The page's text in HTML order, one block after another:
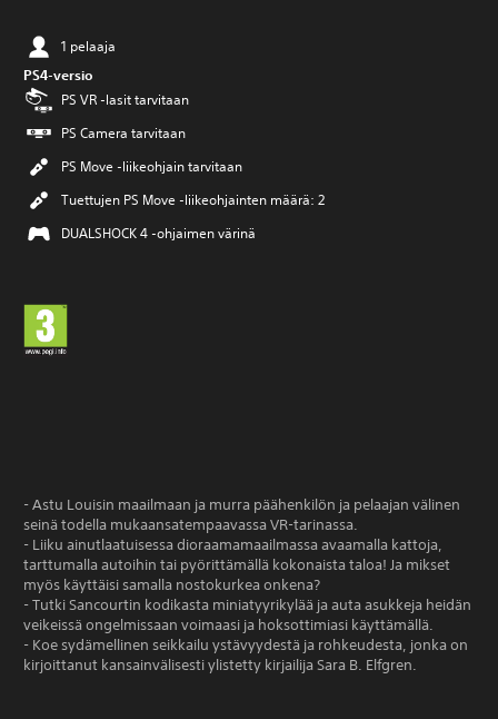
1 pelaaja
PS4-versio
PS VR -lasit tarvitaan
PS Camera tarvitaan
PS Move -liikeohjain tarvitaan
Tuettujen PS Move -liikeohjainten määrä: 2
DUALSHOCK 4 -ohjaimen värinä
- Astu Louisin maailmaan ja murra päähenkilön ja pelaajan välinen
seinä todella mukaansatempaavassa VR-tarinassa.
- Liiku ainutlaatuisessa dioraamamaailmassa avaamalla kattoja,
tarttumalla autoihin tai pyörittämällä kokonaista taloa! Ja mikset
myös käyttäisi samalla nostokurkea onkena?
- Tutki Sancourtin kodikasta miniatyyrikylää ja auta asukkeja heidän
veikeissä ongelmissaan voimaasi ja hoksottimiasi käyttämällä.
- Koe sydämellinen seikkailu ystävyydestä ja rohkeudesta, jonka on
kirjoittanut kansainvälisesti ylistetty kirjailija Sara B. Elfgren.